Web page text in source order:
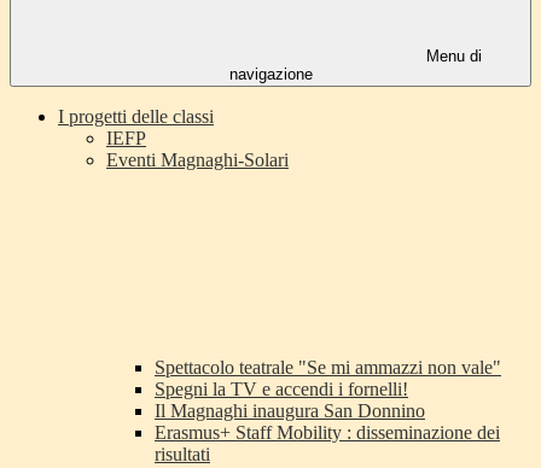
Menu di
navigazione
I progetti delle classi
IEFP
Eventi Magnaghi-Solari
Spettacolo teatrale "Se mi ammazzi non vale"
Spegni la TV e accendi i fornelli!
Il Magnaghi inaugura San Donnino
Erasmus+ Staff Mobility : disseminazione dei
risultati